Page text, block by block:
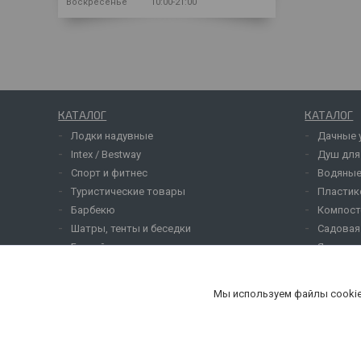
КАТАЛОГ
Лодки надувные
Intex / Bestway
Спорт и фитнес
Туристические товары
Барбекю
Шатры, тенты и беседки
Бассейны
КАТАЛОГ
Дачные
Душ для
Ящики
Мы используем файлы